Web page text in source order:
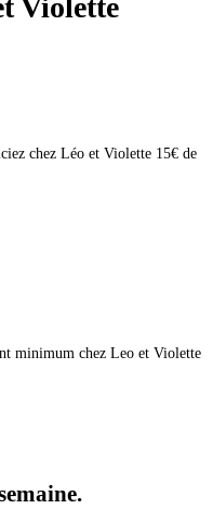
Violette
chez Léo et Violette 15€ de
minimum chez Leo et Violette